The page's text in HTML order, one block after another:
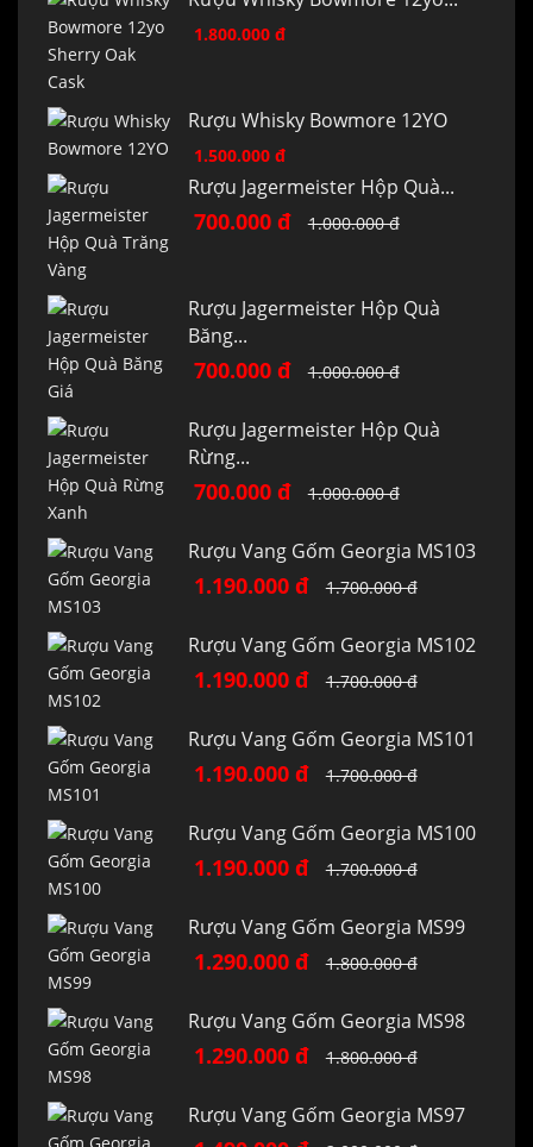
1.800.000 đ
Rượu Whisky Bowmore 12YO
1.500.000 đ
Rượu Jagermeister Hộp Quà...
700.000 đ 1.000.000 đ
Rượu Jagermeister Hộp Quà
Băng...
700.000 đ 1.000.000 đ
Rượu Jagermeister Hộp Quà
Rừng...
700.000 đ 1.000.000 đ
Rượu Vang Gốm Georgia MS103
1.190.000 đ 1.700.000 đ
Rượu Vang Gốm Georgia MS102
1.190.000 đ 1.700.000 đ
Rượu Vang Gốm Georgia MS101
1.190.000 đ 1.700.000 đ
Rượu Vang Gốm Georgia MS100
1.190.000 đ 1.700.000 đ
Rượu Vang Gốm Georgia MS99
1.290.000 đ 1.800.000 đ
Rượu Vang Gốm Georgia MS98
1.290.000 đ 1.800.000 đ
Rượu Vang Gốm Georgia MS97